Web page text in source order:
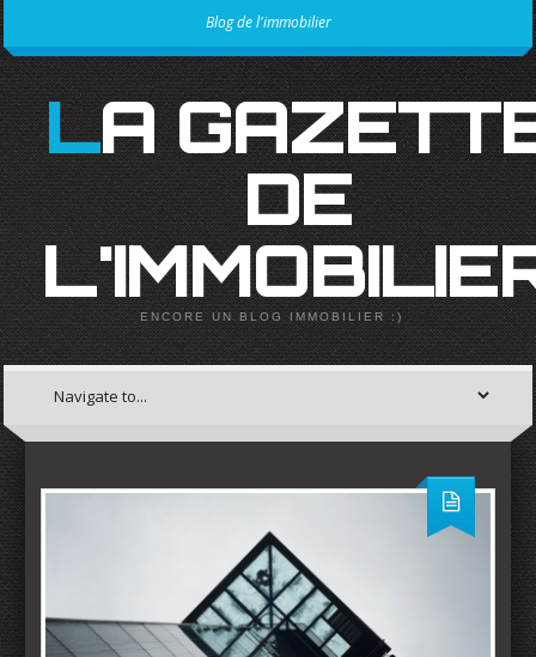
Blog de l'immobilier
LA GAZETTE
DE
ENCORE UN BLOG IMMOBILIER :)